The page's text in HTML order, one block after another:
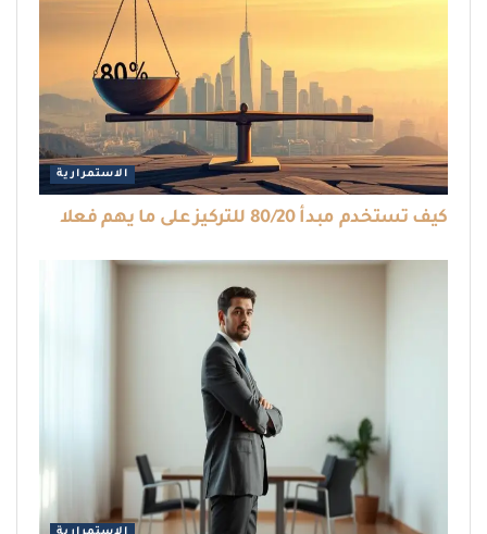
الاستمرارية
كيف تستخدم مبدأ 80/20 للتركيز على ما يهم فعلا